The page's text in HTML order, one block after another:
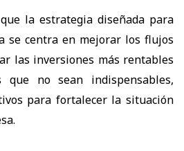
la estrategia diseñada para
se centra en mejorar los flujos
las inversiones más rentables
que no sean indispensables,
para fortalecer la situación